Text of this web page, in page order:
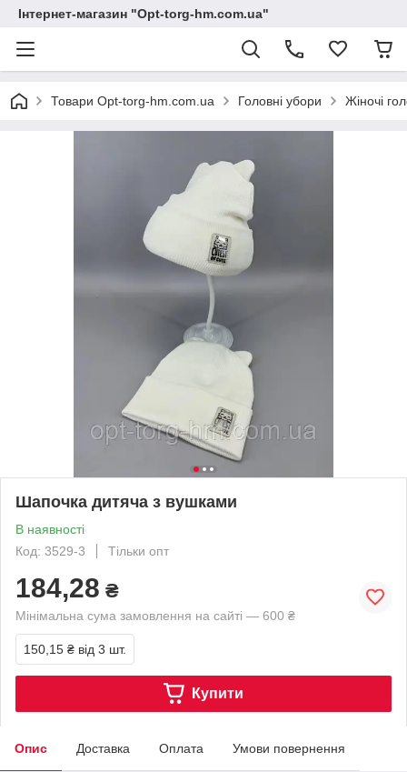
Інтернет-магазин "Opt-torg-hm.com.ua"
Товари Opt-torg-hm.com.ua Головні убори Жіночі
Шапочка дитяча з вушками
В наявності
Код: 3529-3
Тільки опт
184,28 ₴
Мінімальна сума замовлення на сайті — 600 ₴
150,15 ₴ від 3 шт.
Купити
Опис Доставка Оплата Умови повернення